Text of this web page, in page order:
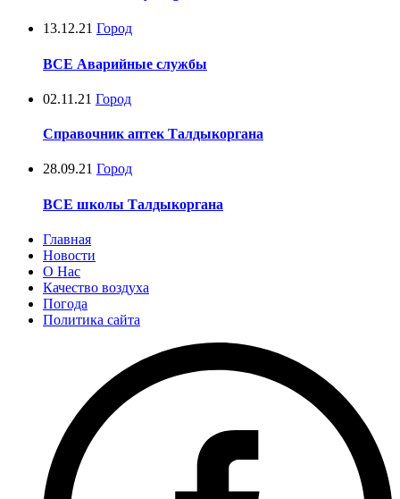
13.12.21 Город
ВСЕ Аварийные службы
02.11.21 Город
Справочник аптек Талдыкоргана
28.09.21 Город
ВСЕ школы Талдыкоргана
Главная
Новости
О Нас
Качество воздуха
Погода
Политика сайта